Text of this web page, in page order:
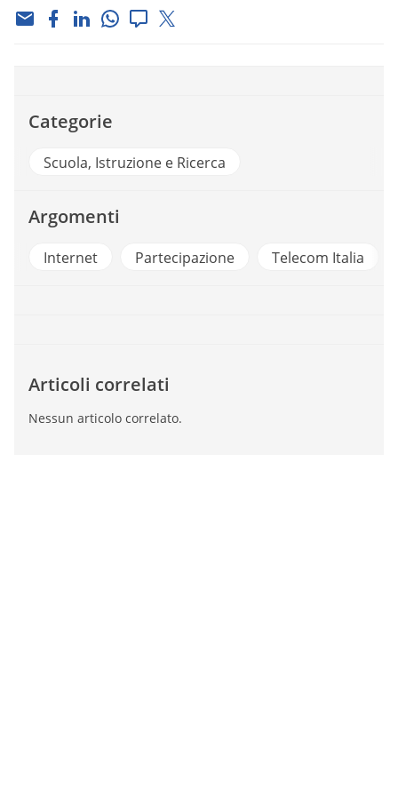
Categorie
Scuola, Istruzione e Ricerca
Argomenti
Internet Partecipazione Telecom Italia
Articoli correlati
Nessun articolo correlato.